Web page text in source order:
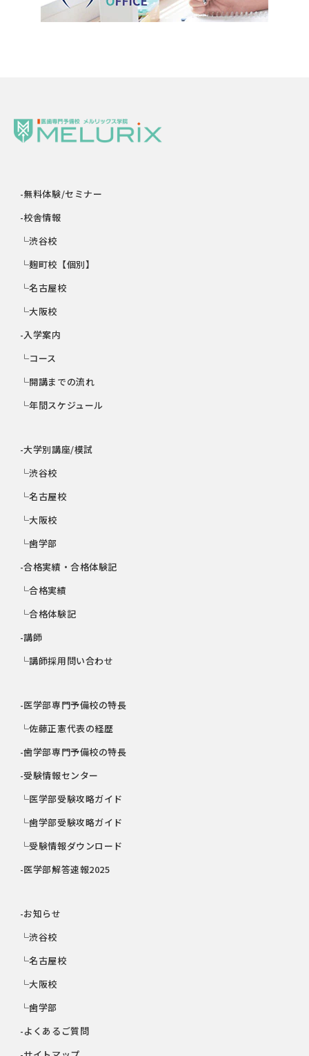
-無料体験/セミナー
-校舎情報
└渋谷校
└麹町校【個別】
└名古屋校
└大阪校
-入学案内
└コース
└開講までの流れ
└年間スケジュール
-大学別講座/模試
└渋谷校
└名古屋校
└大阪校
└歯学部
-合格実績・合格体験記
└合格実績
└合格体験記
-講師
└講師採用問い合わせ
-医学部専門予備校の特長
└佐藤正憲代表の経歴
-歯学部専門予備校の特長
-受験情報センター
└医学部受験攻略ガイド
└歯学部受験攻略ガイド
└受験情報ダウンロード
-医学部解答速報2025
-お知らせ
└渋谷校
└名古屋校
└大阪校
└歯学部
-よくあるご質問